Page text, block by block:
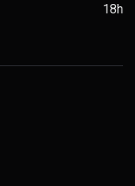
18h